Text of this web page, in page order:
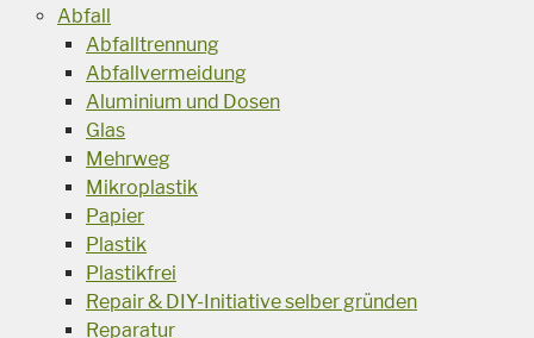
Abfall
Abfalltrennung
Abfallvermeidung
Aluminium und Dosen
Glas
Mehrweg
Mikroplastik
Papier
Plastik
Plastikfrei
Repair & DIY-Initiative selber gründen
Reparatur